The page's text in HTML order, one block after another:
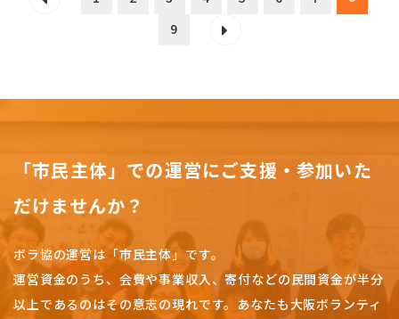
9
「市民主体」での運営にご支援・参加いた
だけませんか？
ボラ協の運営は「市民主体」です。
運営資金のうち、会費や事業収入、寄付などの民間資金が半分
以上であるのはその意志の現れです。 あなたも大阪ボランティ